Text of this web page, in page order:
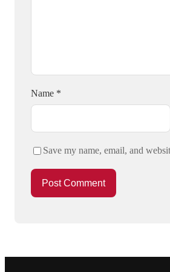
Name *
Save my name, email, and